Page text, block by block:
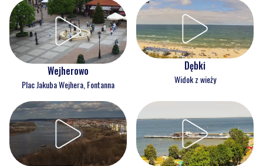
Wejherowo
Plac Jakuba Wejhera, Fontanna
Dębki
Widok z wieży